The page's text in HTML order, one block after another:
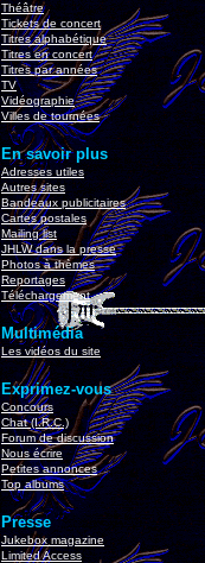
Théâtre
Tickets de concert
Titres alphabétique
Titres en concert
Titres par années
TV
Vidéographie
Villes de tournées
En savoir plus
Adresses utiles
Autres sites
Bandeaux publicitaires
Cartes postales
Mailing list
JHLW dans la presse
Photos à thèmes
Reportages
Téléchargement
Multimédia
Les vidéos du site
Exprimez-vous
Concours
Chat (I.R.C.)
Forum de discussion
Nous écrire
Petites annonces
Top albums
Presse
Jukebox magazine
Limited Access